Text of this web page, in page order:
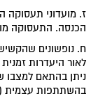
ז. מועדוני
הכנסה. התעסוקה
ח. נופשונים
לאור היעדרות
ניתן בהתאם למצבו
בהשתתפות עצמית